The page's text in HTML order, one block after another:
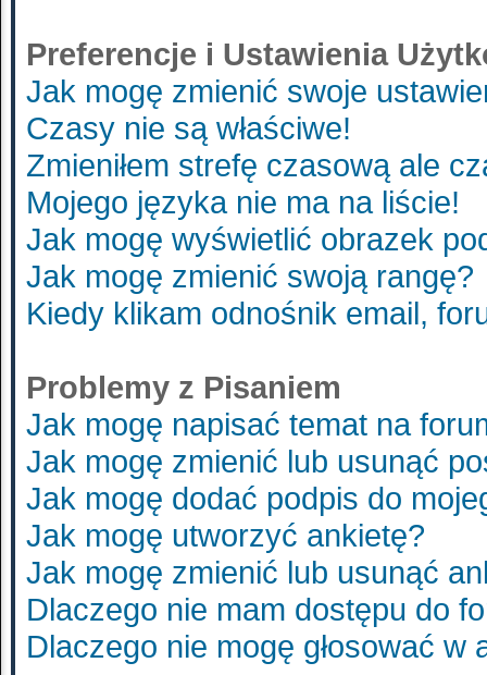
Preferencje i Ustawienia
Jak mogę zmienić swoje
Czasy nie są właściwe!
Zmieniłem strefę czasową ale
Mojego języka nie ma na liście!
Jak mogę wyświetlić obrazek
Jak mogę zmienić swoją rangę?
Kiedy klikam odnośnik email,
Problemy z Pisaniem
Jak mogę napisać temat na
Jak mogę zmienić lub usunąć
Jak mogę dodać podpis do
Jak mogę utworzyć ankietę?
Jak mogę zmienić lub usunąć
Dlaczego nie mam dostępu do
Dlaczego nie mogę głosować w